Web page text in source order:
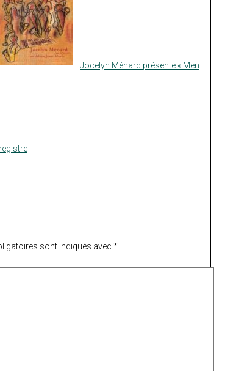
Jocelyn Ménard présente « Men
sont indiqués avec *